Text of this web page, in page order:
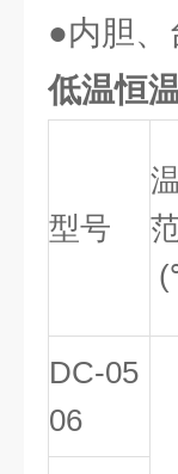
●内胆
低温恒
型号
DC-05
06